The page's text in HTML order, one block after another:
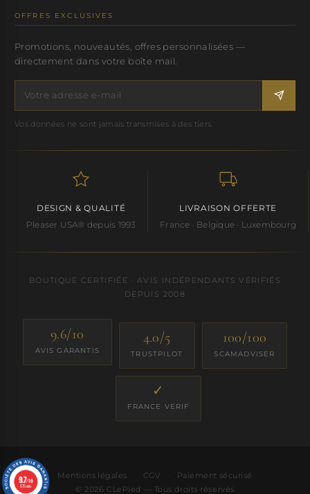
OFFRES EXCLUSIVES
Promotions, nouveautés, offres personnalisées —
directement dans votre boîte mail.
Vos données ne sont jamais transmises à des tiers.
DESIGN & QUALITÉ
Pleaser USA® depuis 1993
LIVRAISON OFFERTE
France · Belgique · Luxembourg
BOUTIQUE CERTIFIÉE · AVIS INDÉPENDANTS VÉRIFIÉS
DEPUIS 2008
9.6/10
AVIS GARANTIS
4.0/5
TRUSTPILOT
100/100
SCAMADVISER
✓
FRANCE VERIF
© 2026 CLePied — Tous droits réservés
Mentions légales CGV Paiement sécurisé
9.7/10
575 avis